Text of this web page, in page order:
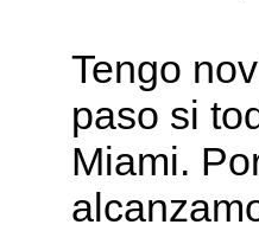
Tengo
paso si
Miami.